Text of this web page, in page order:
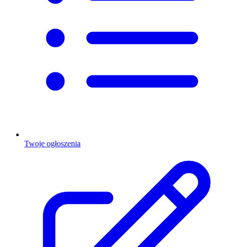
Twoje ogłoszenia